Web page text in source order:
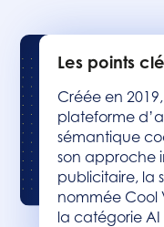
Les points
Créée en
plateforme
sémantique
son approche
publicitaire, la
nommée Cool
la catégorie